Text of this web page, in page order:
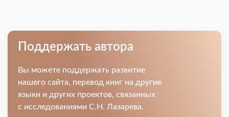
Поддержать автора
Вы можете поддержать развитие
нашего сайта, перевод книг на другие
языки и других проектов, связанных
с исследованиями С.Н. Лазарева.